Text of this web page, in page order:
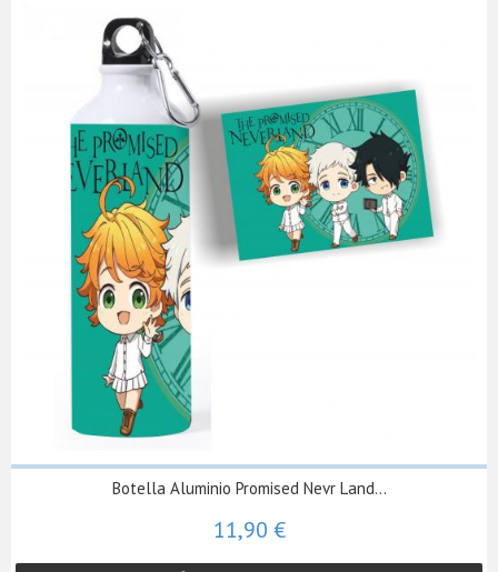
Botella Aluminio Promised Nevr Land...
11,90 €